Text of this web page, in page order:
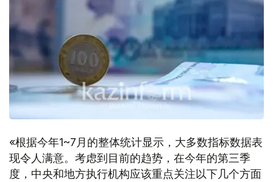
«根据今年1~7月的整体统计显示，大多数指标数据表
现令人满意。考虑到目前的趋势，在今年的第三季
度，中央和地方执行机构应该重点关注以下几个方面